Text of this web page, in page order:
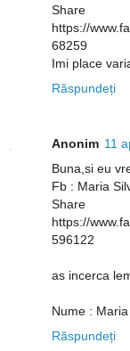
Share
https://
68259
Imi place
Răspundeți
Anonim 11
Buna,si eu
Fb : Maria
https://
596122
as incerca
Nume : Maria
Răspundeți